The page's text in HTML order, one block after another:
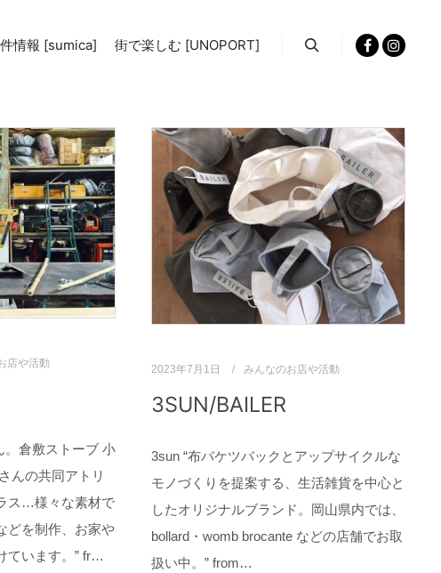
情報 [sumica] 街で楽しむ [UNOPORT]
店や活動
。倉敷ストーブ 小
んの共同アトリ
ス…様々な素材で
どを制作、お家や
ています。” fr…
2023年7月1日 みんなのお店や活動
3SUN/BAILER
3sun “布バケツバックとアップサイクルな
モノづくりを提案する、生活雑貨を中心と
したオリジナルブランド。岡山県内では、
bollard・womb brocante などの店舗でお取
扱い中。” from…